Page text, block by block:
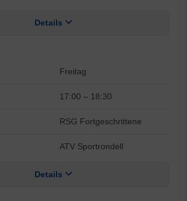
Details
Freitag
17:00 – 18:30
RSG Fortgeschrittene
ATV Sportrondell
Details